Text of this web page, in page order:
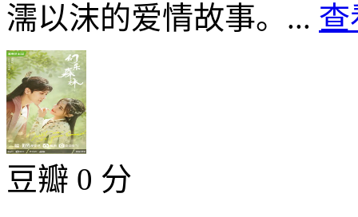
濡以沫的爱情故事。... 查
豆瓣 0 分